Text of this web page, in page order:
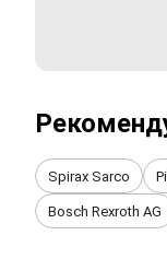
Spirax Sarco
Bosch Rexroth AG